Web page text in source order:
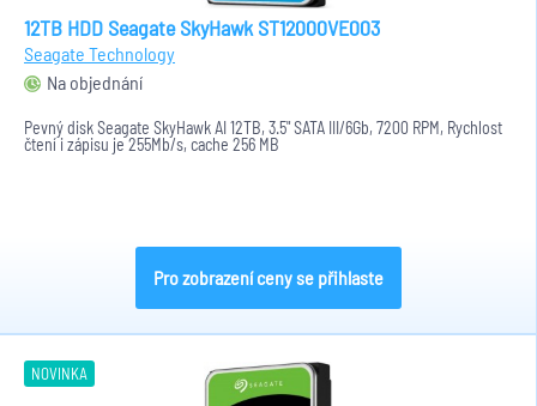
12TB HDD Seagate SkyHawk ST12000VE003
Seagate Technology
Na objednání
Pevný disk Seagate SkyHawk AI 12TB, 3.5" SATA III/6Gb, 7200 RPM, Rychlost
čtení i zápisu je 255Mb/s, cache 256 MB
Pro zobrazení ceny se přihlaste
NOVINKA